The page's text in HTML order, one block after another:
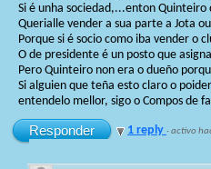
Si é unha sociedad,...enton Quinteiro
Querialle vender a sua parte a Jota
Porque si é socio como iba vender o
O de presidente é un posto que
Pero Quinteiro non era o dueño
Si alguien que teña esto claro o
entendelo mellor, sigo o Compos de
Responder 1 reply ·activo